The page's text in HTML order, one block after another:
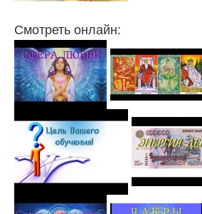
Смотреть онлайн: